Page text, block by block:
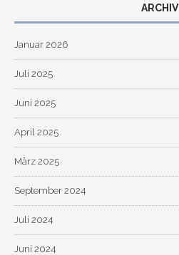
ARCHIV
Januar 2026
Juli 2025
Juni 2025
April 2025
März 2025
September 2024
Juli 2024
Juni 2024